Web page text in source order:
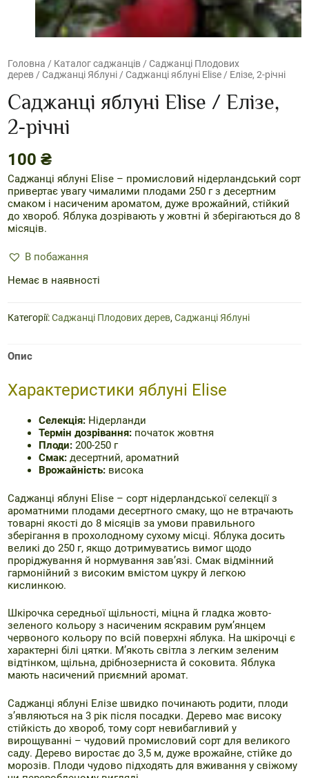
Головна / Каталог саджанців /Саджанці Плодових
дерев /Саджанці Яблуні / Саджанці яблуні Elise / Елізе, 2-річні
Саджанці яблуні Elise / Елізе,
2-річні
100₴
Саджанці яблуні Elise – промисловий нідерландський сорт
привертає увагу чималими плодами 250 г з десертним
смаком і насиченим ароматом, дуже врожайний, стійкий
до хвороб. Яблука дозрівають у жовтні й зберігаються до 8
місяців.
В побажання
Немає в наявності
Категорії:Саджанці Плодових дерев,Саджанці Яблуні
Опис
Характеристики яблуні Elise
Селекція: Нідерланди
Термін дозрівання: початок жовтня
Плоди:200-250 г
Смак:десертний, ароматний
Врожайність: висока
Саджанці яблуні Elise – сорт нідерландської селекції з
ароматними плодами десертного смаку, що не втрачають
товарні якості до 8 місяців за умови правильного
зберігання в прохолодному сухому місці. Яблука досить
великі до 250 г, якщо дотримуватись вимог щодо
проріджування й нормування зав’язі. Смак відмінний
гармонійний з високим вмістом цукру й легкою
кислинкою.
Шкірочка середньої щільності, міцна й гладка жовто-
зеленого кольору з насиченим яскравим рум’янцем
червоного кольору по всій поверхні яблука. На шкірочці є
характерні білі цятки. М’якоть світла з легким зеленим
відтінком, щільна, дрібнозерниста й соковита. Яблука
мають насичений приємний аромат.
Саджанці яблуні Елізе швидко починають родити, плоди
з’являються на 3 рік після посадки. Дерево має високу
стійкість до хвороб, тому сорт невибагливий у
вирощуванні – чудовий промисловий сорт для великого
саду. Дерево виростає до 3,5 м, дуже врожайне, стійке до
морозів. Плоди чудово підходять для вживання у свіжому